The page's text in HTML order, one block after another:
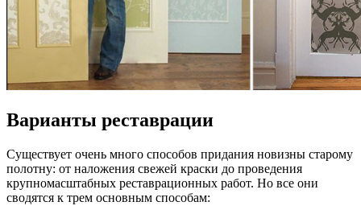
Варианты реставрации
Существует очень много способов придания новизны старому
полотну: от наложения свежей краски до проведения
крупномасштабных реставрационных работ. Но все они
сводятся к трем основным способам: